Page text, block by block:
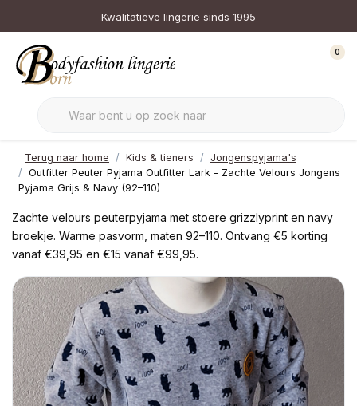
Kwalitatieve lingerie sinds 1995
0
Terug naar home Kids & tieners
Jongenspyjama's
Outfitter Peuter Pyjama Outfitter Lark – Zachte Velours Jongens
Pyjama Grijs & Navy (92–110)
Zachte velours peuterpyjama met stoere grizzlyprint en navy
broekje. Warme pasvorm, maten 92–110. Ontvang €5 korting
vanaf €39,95 en €15 vanaf €99,95.